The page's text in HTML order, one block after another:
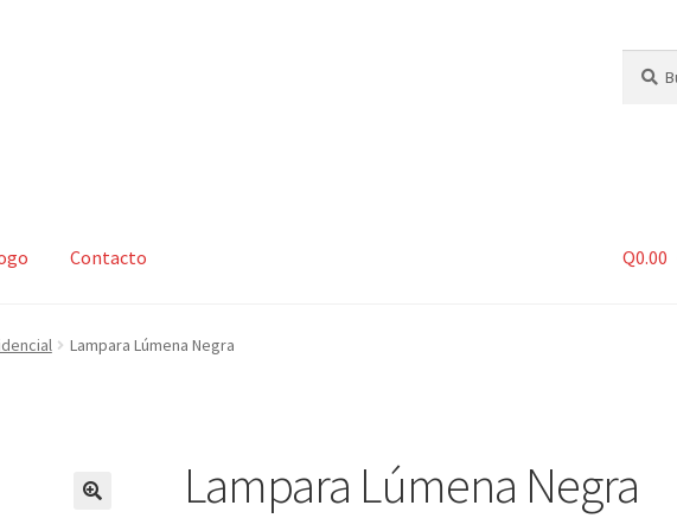
por:
Contacto
compra Mi cuenta Nosotros
Q0.00
Lampara Lúmena Negra
Lampara Lúmena Negra